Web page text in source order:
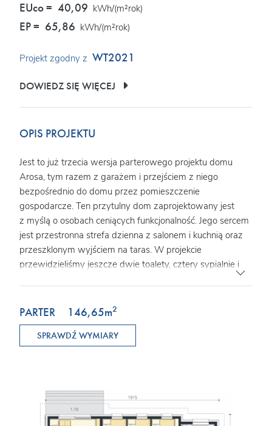
OPIS PROJEKTU
Jest to już trzecia wersja parterowego projektu domu
Arosa, tym razem z garażem i przejściem z niego
bezpośrednio do domu przez pomieszczenie
gospodarcze. Ten przytulny dom zaprojektowany jest
z myślą o osobach ceniących funkcjonalność. Jego sercem
jest przestronna strefa dzienna z salonem i kuchnią oraz
przeszklonym wyjściem na taras. W projekcie
przewidzieliśmy jeszcze dwie toalety, cztery sypialnie i
zmiana ogrzewania na pompę ciepła.
EUco = 40,09 kWh/(m²rok)
EP = 65,86 kWh/(m²rok)
Projekt zgodny z WT2021
DOWIEDZ SIĘ WIĘCEJ
PARTER 146,65m2
SPRAWDŹ WYMIARY